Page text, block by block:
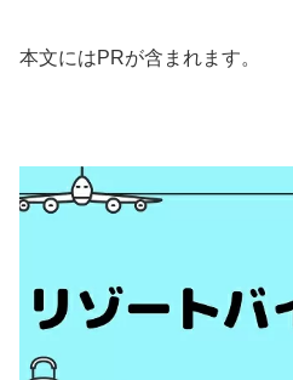
本文にはPRが含まれます。